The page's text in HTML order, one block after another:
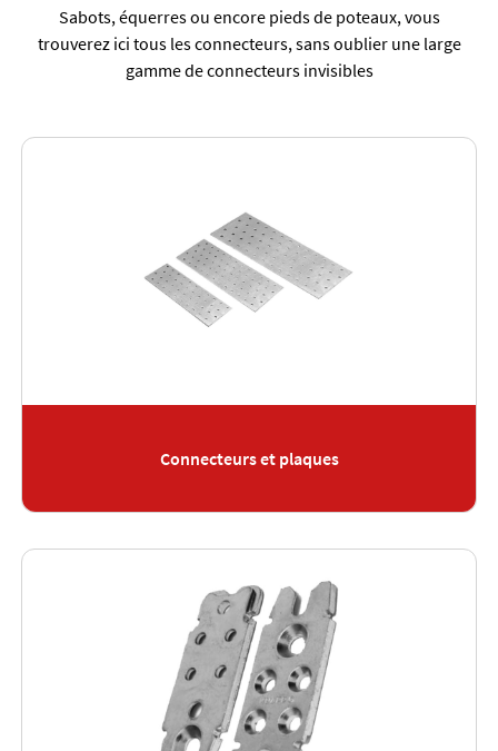
Sabots, équerres ou encore pieds de poteaux, vous
trouverez ici tous les connecteurs, sans oublier une large
gamme de connecteurs invisibles
Connecteurs et plaques